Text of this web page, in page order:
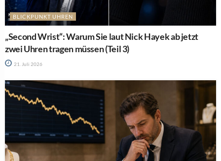
BLICKPUNKT UHREN
„Second Wrist“: Warum Sie laut Nick Hayek ab jetzt
zwei Uhren tragen müssen (Teil 3)
21. Juli 2026